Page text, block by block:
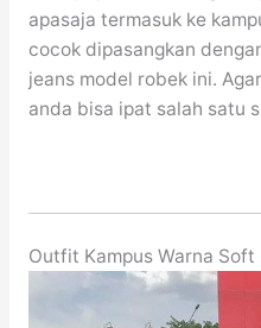
apasaja termasuk ke
cocok dipasangkan
jeans model robek ini.
anda bisa ipat salah satu
Outfit Kampus Warna